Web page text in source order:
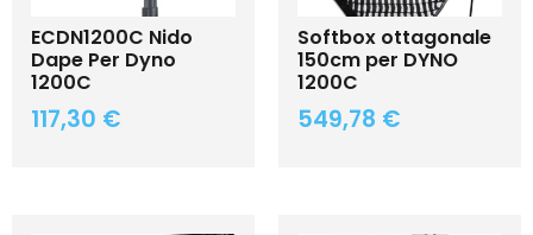
ECDN1200C Nido
Dape Per Dyno
1200C
117,30 €
Softbox ottagonale
150cm per DYNO
1200C
549,78 €